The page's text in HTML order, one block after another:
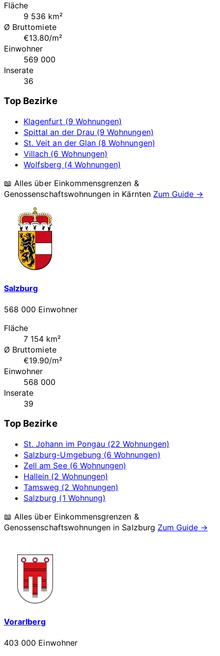
Fläche
9 536 km²
Ø Bruttomiete
€13.80/m²
Einwohner
569 000
Inserate
36
Top Bezirke
Klagenfurt (9 Wohnungen)
Spittal an der Drau (9 Wohnungen)
St. Veit an der Glan (8 Wohnungen)
Villach (6 Wohnungen)
Wolfsberg (4 Wohnungen)
📖 Alles über Einkommensgrenzen &
Genossenschaftswohnungen in Kärnten Zum Guide →
Salzburg
568 000 Einwohner
Fläche
7 154 km²
Ø Bruttomiete
€19.90/m²
Einwohner
568 000
Inserate
39
Top Bezirke
St. Johann im Pongau (22 Wohnungen)
Salzburg-Umgebung (6 Wohnungen)
Zell am See (6 Wohnungen)
Hallein (2 Wohnungen)
Tamsweg (2 Wohnungen)
Salzburg (1 Wohnung)
📖 Alles über Einkommensgrenzen &
Genossenschaftswohnungen in Salzburg Zum Guide →
Vorarlberg
403 000 Einwohner